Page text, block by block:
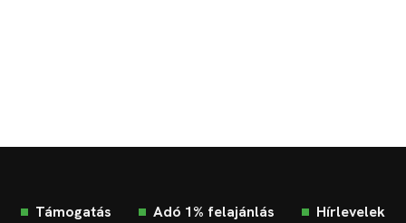
Támogatás Adó 1% felajánlás Hírlevelek